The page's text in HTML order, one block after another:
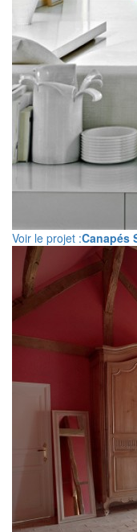
Voir le projet :Canapés